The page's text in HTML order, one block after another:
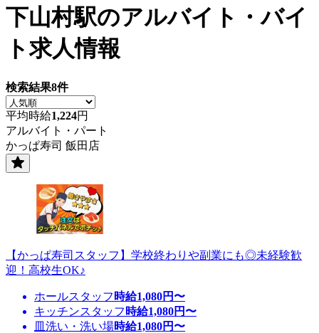
下山村駅のアルバイト・バイ
ト求人情報
検索結果8件
平均時給1,224円
アルバイト・パート
かっぱ寿司 飯田店
【かっぱ寿司スタッフ】学校終わりや副業にも◎未経験歓
迎！高校生OK♪
ホールスタッフ 時給1,080円〜
キッチンスタッフ 時給1,080円〜
皿洗い・洗い場時給1,080円〜